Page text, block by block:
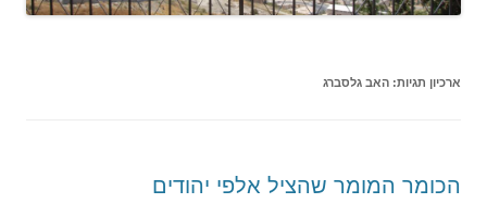
ארכיון תגיות: האב גלסברג
הכומר המומר שהציל אלפי יהודים